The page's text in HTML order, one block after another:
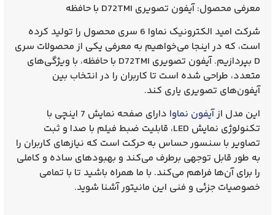
معرفی محصول:آیفون تصویری D72TMI با حافظه
شرکت امید الکترونیک نماوا 6 سری محصول را تولید کرده
است، که در اینجا می‌خواهیم به معرفی یکی از محصولات سری
D بپردازیم. آیفون تصویری D72TMI با حافظه، با ویژگی‌های
متعدد، طراحی شده است تا کاربران را در انتخاب بین
آیفون‌های تصویری یاری کند.
این مدل ازآیفون نماوا
دارای صفحه نمایش 7 اینچی با
تکنولوژی نمایش LED، قابلیت
ضبط فیلم با صدا و ثبت
تصاویر با سنسور حساس به حرکت است که نیازهای کاربران را
به طور قابل توجهی برطرف می‌کند و بهبود‌های ساده و کاملی
را برای آن‌ها فراهم می‌کند. با ما همراه باشید تا با تمامی
خصوصیات جزئی و فنی این مانیتور آشنا شوید.